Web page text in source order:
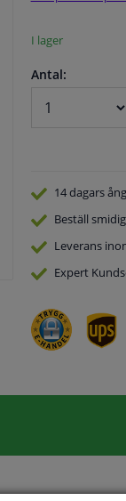
I lager
Antal:
14 dagars
Beställ
Leverans
Expert